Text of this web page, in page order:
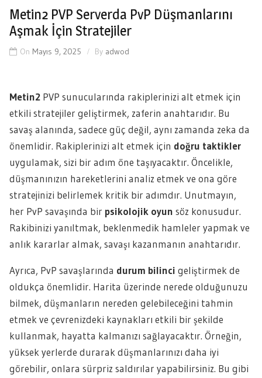
Metin2 PVP Serverda PvP Düşmanlarını
Aşmak İçin Stratejiler
On Mayıs 9, 2025 By adwod
Metin2 PVP sunucularında rakiplerinizi alt etmek için
etkili stratejiler geliştirmek, zaferin anahtarıdır. Bu
savaş alanında, sadece güç değil, aynı zamanda zeka da
önemlidir. Rakiplerinizi alt etmek için doğru taktikler
uygulamak, sizi bir adım öne taşıyacaktır. Öncelikle,
düşmanınızın hareketlerini analiz etmek ve ona göre
stratejinizi belirlemek kritik bir adımdır. Unutmayın,
her PvP savaşında bir psikolojik oyun söz konusudur.
Rakibinizi yanıltmak, beklenmedik hamleler yapmak ve
anlık kararlar almak, savaşı kazanmanın anahtarıdır.
Ayrıca, PvP savaşlarında durum bilinci geliştirmek de
oldukça önemlidir. Harita üzerinde nerede olduğunuzu
bilmek, düşmanların nereden gelebileceğini tahmin
etmek ve çevrenizdeki kaynakları etkili bir şekilde
kullanmak, hayatta kalmanızı sağlayacaktır. Örneğin,
yüksek yerlerde durarak düşmanlarınızı daha iyi
görebilir, onlara sürpriz saldırılar yapabilirsiniz. Bu gibi